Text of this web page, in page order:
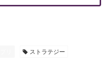
ストラテジー